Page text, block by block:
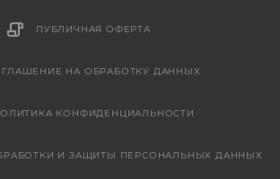
ПУБЛИЧНАЯ ОФЕРТА
НА ОБРАБОТКУ ДАННЫХ
КОНФИДЕНЦИАЛЬНОСТИ
И ЗАЩИТЫ ПЕРСОНАЛЬНЫХ ДАННЫХ